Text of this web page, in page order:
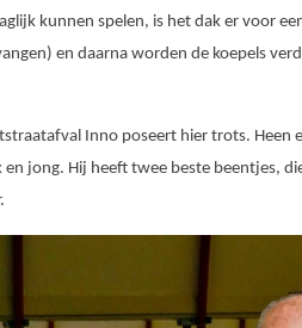
kunnen spelen, is het dak er voor
en daarna worden de koepels
Inno poseert hier trots. Heen
en jong. Hij heeft twee beste beentjes,